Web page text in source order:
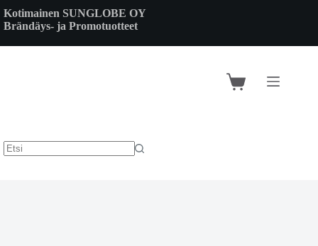
to
content
Kotimainen SUNGLOBE OY
Brändäys- ja Promotuotteet
Shopping